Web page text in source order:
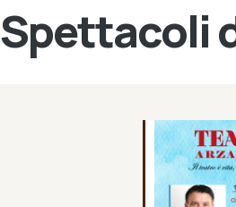
Spettacoli